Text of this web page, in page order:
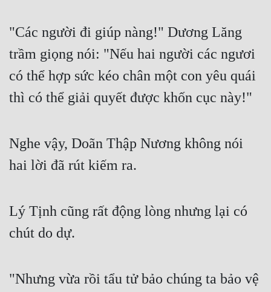
"Các người đi giúp nàng!" Dương Lăng
trầm giọng nói: "Nếu hai người các ngươi
có thể hợp sức kéo chân một con yêu quái
thì có thể giải quyết được khốn cục này!"
Nghe vậy, Doãn Thập Nương không nói
hai lời đã rút kiếm ra.
Lý Tịnh cũng rất động lòng nhưng lại có
chút do dự.
"Nhưng vừa rồi tẩu tử bảo chúng ta bảo vệ